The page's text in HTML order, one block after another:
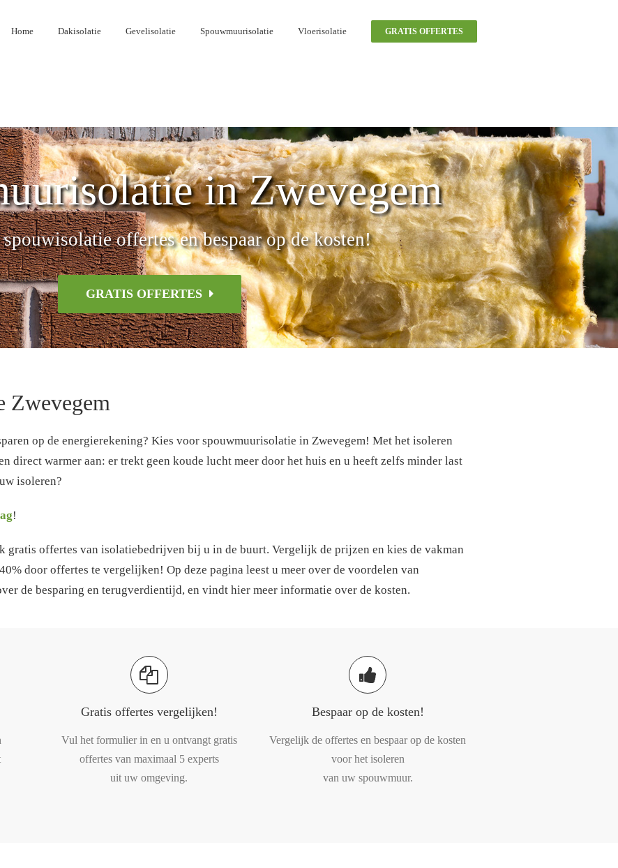
Home Dakisolatie Gevelisolatie Spouwmuurisolatie Vloerisolatie GRATIS OFFERTES
in Zwevegem
offertes en bespaar op de kosten!
GRATIS OFFERTES
Zwevegem
op de energierekening? Kies voor spouwmuurisolatie in Zwevegem! Met het isoleren
direct warmer aan: er trekt geen koude lucht meer door het huis en u heeft zelfs minder last
isoleren?
!
gratis offertes van isolatiebedrijven bij u in de buurt. Vergelijk de prijzen en kies de vakman
door offertes te vergelijken! Op deze pagina leest u meer over de voordelen van
de besparing en terugverdientijd, en vindt hier meer informatie over de kosten.
Gratis offertes vergelijken!
Vul het formulier in en u ontvangt gratis
offertes van maximaal 5 experts
uit uw omgeving.
Bespaar op de kosten!
Vergelijk de offertes en bespaar op de kosten
voor het isoleren
van uw spouwmuur.